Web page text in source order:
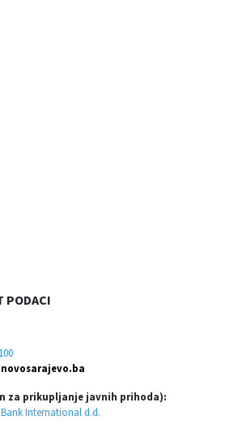
PODACI
za prikupljanje javnih prihoda):
Bank International d.d.